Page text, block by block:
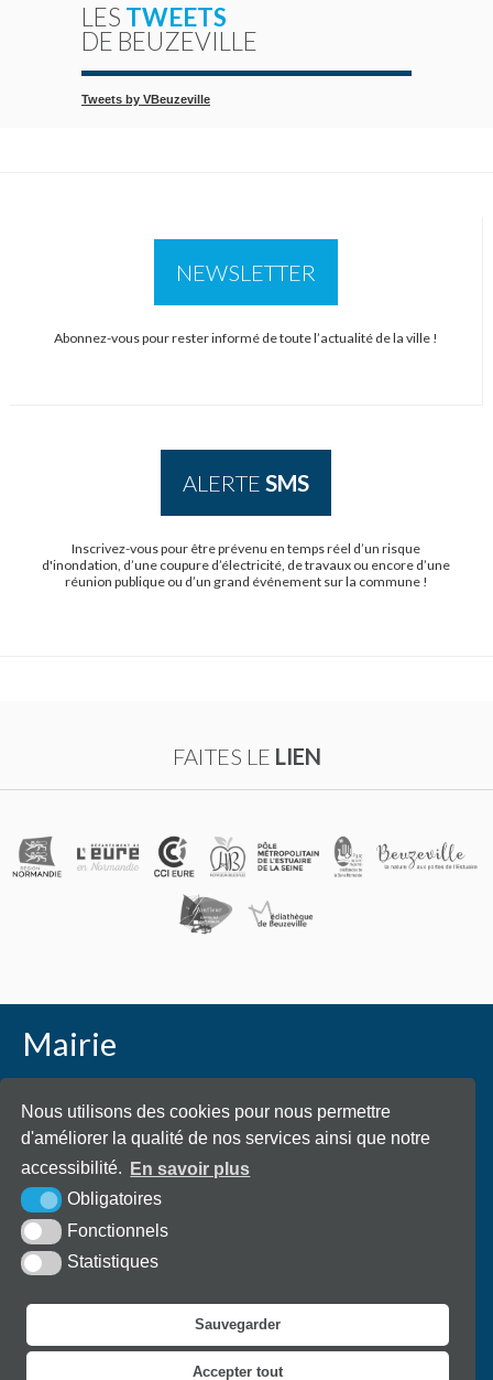
Nous utilisons des cookies pour nous permettre
d'améliorer la qualité de nos services ainsi que notre
accessibilité.
En savoir plus
Obligatoires
Fonctionnels
Statistiques
Sauvegarder
Accepter tout
LES TWEETS
DE BEUZEVILLE
Tweets by VBeuzeville
NEWSLETTER
Abonnez-vous pour rester informé de toute l’actualité de la ville !
ALERTESMS
Inscrivez-vous pour être prévenu en temps réel d’un risque
d'inondation, d’une coupure d’électricité, de travaux ou encore d’une
réunion publique ou d’un grand événement sur la commune !
FAITES LE LIEN
Mairie
Place Général de Gaulle - 27210 Beuzeville
02 32 57 70 40
La Mairie est ouverte du lundi au vendredi de 9h à 12h et de